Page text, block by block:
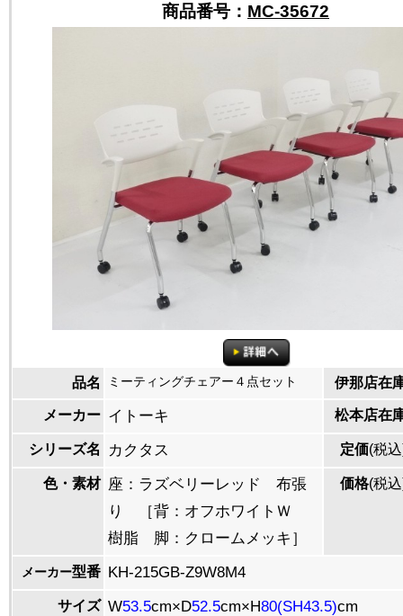
商品番号： MC-35672
品名 ミーティングチェアー４点セット 伊那店在
メーカー イトーキ 松本店在
シリーズ名 カクタス 定価(税
色・素材 座：ラズベリーレッド 布張
り ［背：オフホワイトＷ
樹脂 脚：クロームメッキ］
価格(税
メーカー型番 KH-215GB-Z9W8M4
サイズ W53.5cm×D52.5cm×H80(SH43.5)cm